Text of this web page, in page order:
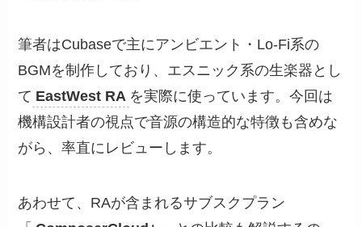
筆者はCubaseで主にアンビエント・Lo-Fi系の
BGMを制作しており、エスニック系の生楽器とし
て EastWest RA を実際に使っています。今回は
機構設計者の視点で音源の構造的な特徴も含めな
がら、率直にレビューします。
あわせて、RAが含まれるサブスクプラン